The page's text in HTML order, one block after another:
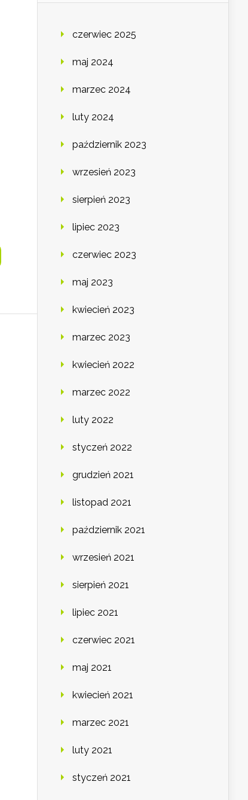
czerwiec 2025
maj 2024
marzec 2024
luty 2024
październik 2023
wrzesień 2023
sierpień 2023
lipiec 2023
czerwiec 2023
maj 2023
kwiecień 2023
marzec 2023
kwiecień 2022
marzec 2022
luty 2022
styczeń 2022
grudzień 2021
listopad 2021
październik 2021
wrzesień 2021
sierpień 2021
lipiec 2021
czerwiec 2021
maj 2021
kwiecień 2021
marzec 2021
luty 2021
styczeń 2021